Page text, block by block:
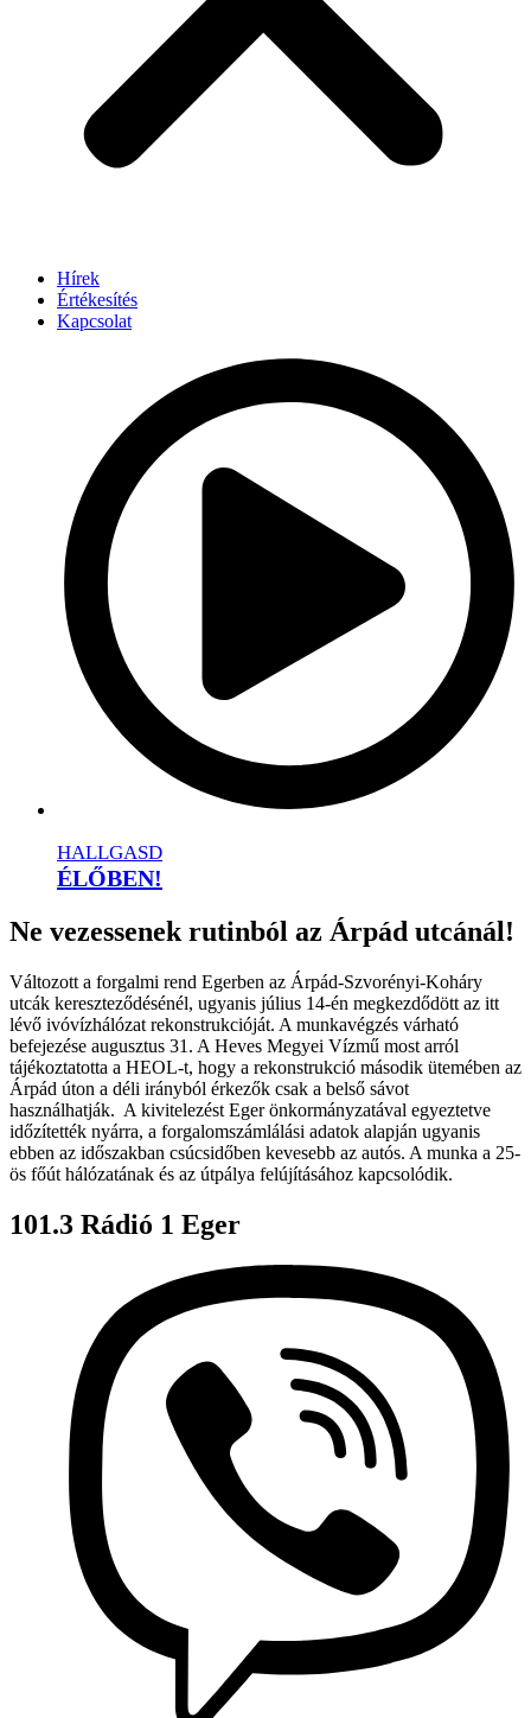
Hírek
Értékesítés
Kapcsolat
HALLGASD
ÉLŐBEN!
Ne vezessenek rutinból az Árpád utcánál!
Változott a forgalmi rend Egerben az Árpád-Szvorényi-Koháry
utcák kereszteződésénél, ugyanis július 14-én megkezdődött az itt
lévő ivóvízhálózat rekonstrukcióját. A munkavégzés várható
befejezése augusztus 31. A Heves Megyei Vízmű most arról
tájékoztatotta a HEOL-t, hogy a rekonstrukció második ütemében az
Árpád úton a déli irányból érkezők csak a belső sávot
használhatják. A kivitelezést Eger önkormányzatával egyeztetve
időzítették nyárra, a forgalomszámlálási adatok alapján ugyanis
ebben az időszakban csúcsidőben kevesebb az autós. A munka a 25-
ös főút hálózatának és az útpálya felújításához kapcsolódik.
101.3 Rádió 1 Eger